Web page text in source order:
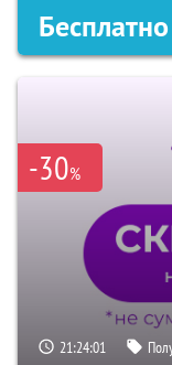
Бесплатно
-30%
21:24:00